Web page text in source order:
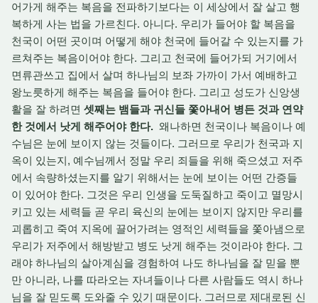
어가게 해주는 복음을 전파하기보다는 이 세상에서 잘 살고 행
복하게 사는 법을 가르친다. 아니다. 우리가 들어야 할 복음을
천국이 어떤 곳이며 어떻게 해야 천국에 들어갈 수 있는지를 가
르쳐주는 복음이어야 한다. 그리고 천국에 들어가되 거기에서
면류관쓰고 집에서 살며 하나님의 보좌 가까이 가서 예배하고
왕노릇하게 해주는 복음을 들어야 한다. 그리고 성도가 신앙생
활을 잘 하려면 셋째는 뱀들과 귀신들 쫓아내어 병든 것과 연약
한 것에서 낫게 해주어야 한다. 왜나하면 천국이나 복음이나 예
수님은 눈에 보이지 않는 것들이다. 그러므로 우리가 천국과 지
옥이 있는지, 예수님께서 정말 우리 죄들을 위해 죽으셨고 저주
에서 속량하셨는지를 알기 위해서는 눈에 보이는 어떤 간증들
이 있어야 한다. 그것은 우리 인생을 도둑질하고 죽이고 멸망시
키고 있는 세력들 곧 우리 육신의 눈에는 보이지 않지만 우리를
괴롭히고 죽여 지옥에 끌어가려는 영적인 세력들을 쫓아냄으로
우리가 저주에서 해방받고 병도 낫게 해주는 것이라야 한다. 그
래야 하나님의 살아계심을 경험하여 나도 하나님을 잘 믿을 뿐
만 아니라, 나를 따라오는 자녀들이나 다른 사람들도 역시 하나
님을 잘 믿도록 도와줄 수 있기 때문이다. 그러므로 제대로된 신